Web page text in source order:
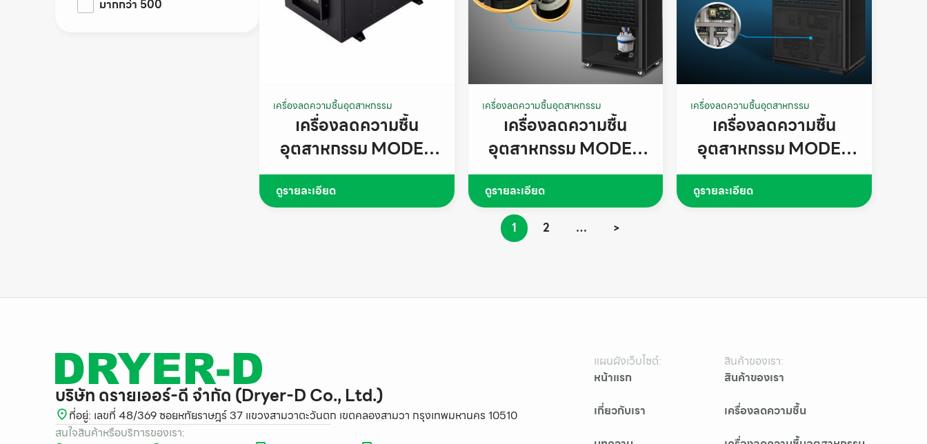
มากกว่า 500
เครื่องลดความชื้นอุตสาหกรรม
เครื่องลดความชื้น
อุตสาหกรรม MODEL
DL – D – D
ดูรายละเอียด
เครื่องลดความชื้นอุตสาหกรรม
เครื่องลดความชื้น
อุตสาหกรรม MODEL
DHE – ED
ดูรายละเอียด
เครื่องลดความชื้นอุตสาหกรรม
เครื่องลดความชื้น
อุตสาหกรรม MODEL
DHW – ED
ดูรายละเอียด
1 2 … >
บริษัท ดรายเออร์-ดี จำกัด (Dryer-D Co., Ltd.)
ที่อยู่: เลขที่ 48/369 ซอยหทัยราษฎร์ 37 แขวงสามวาตะวันตก เขตคลองสามวา กรุงเทพมหานคร 10510
สนใจสินค้าหรือบริการของเรา:
แผนผังเว็บไซต์:
หน้าแรก
เกี่ยวกับเรา
สินค้าของเรา:
สินค้าของเรา
เครื่องลดความชื้น